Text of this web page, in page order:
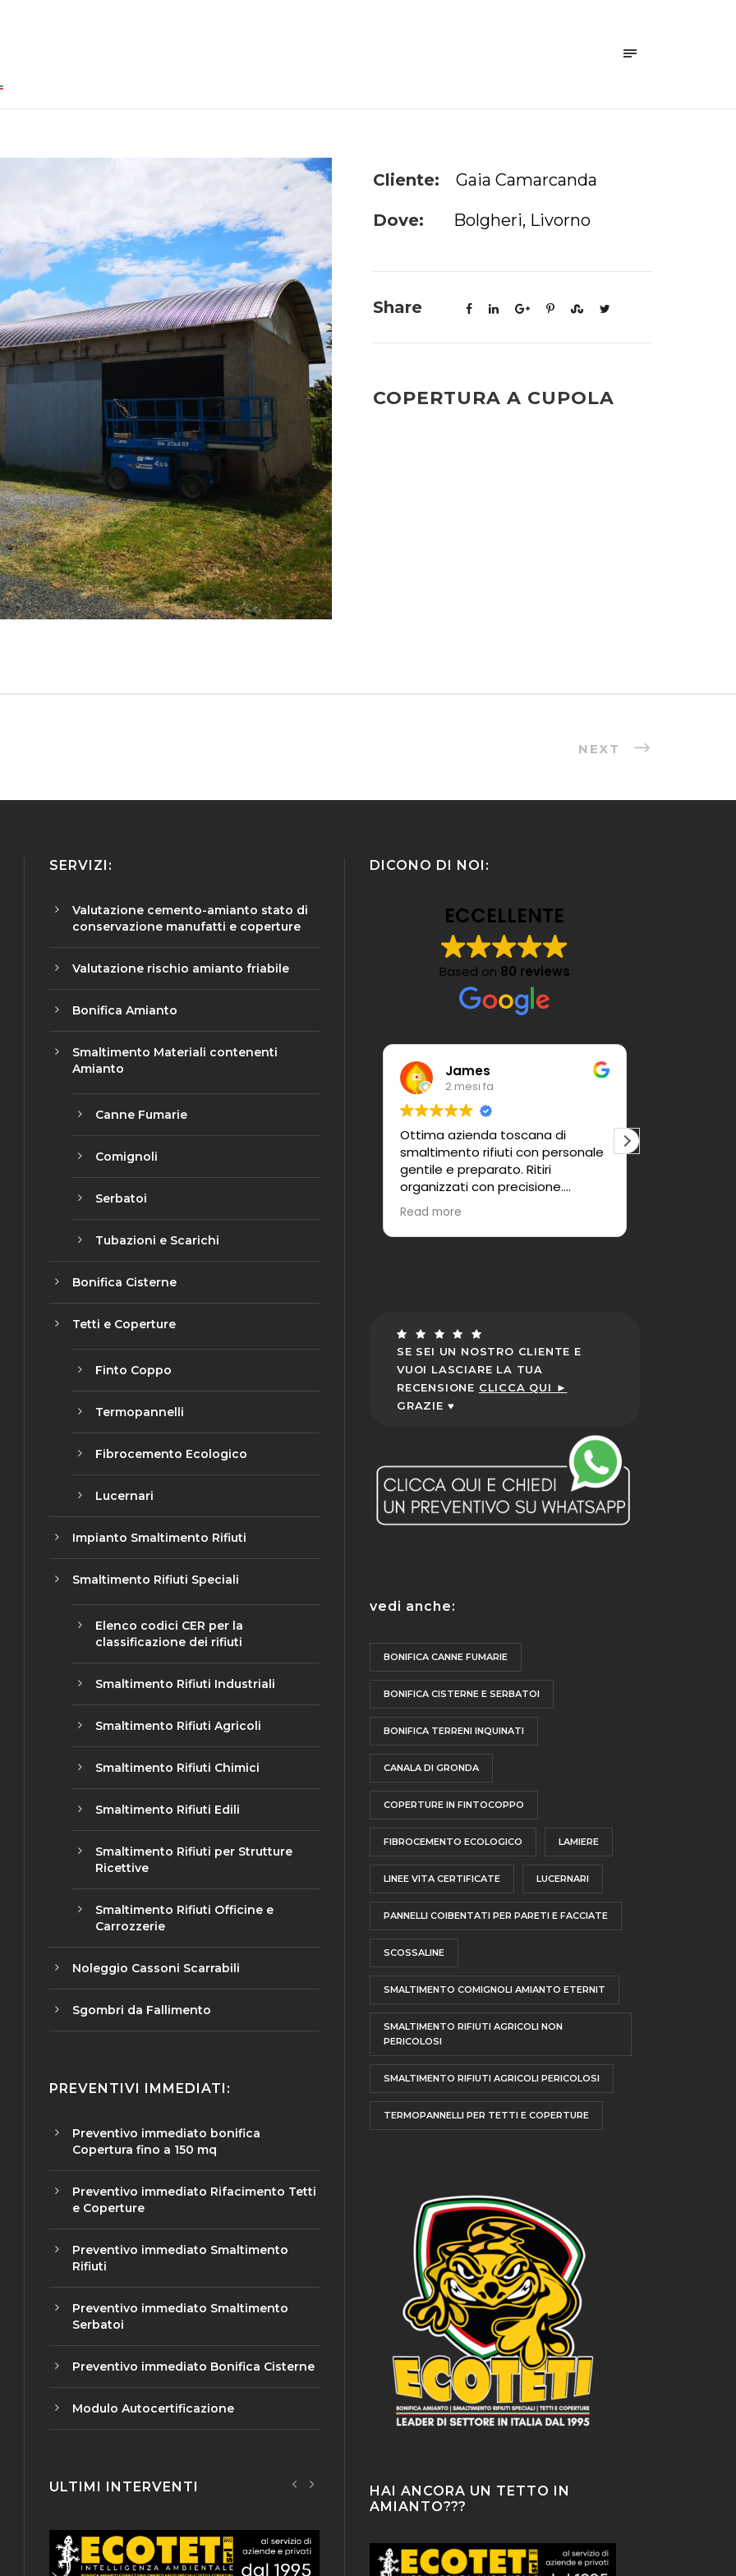
Cliente: Gaia Camarcanda
Dove: Bolgheri, Livorno
Share
COPERTURA A CUPOLA
NEXT
SERVIZI:
Valutazione cemento-amianto stato di
conservazione manufatti e coperture
Valutazione rischio amianto friabile
Bonifica Amianto
Smaltimento Materiali contenenti
Amianto
Canne Fumarie
Comignoli
Serbatoi
Tubazioni e Scarichi
Bonifica Cisterne
Tetti e Coperture
Finto Coppo
Termopannelli
Fibrocemento Ecologico
Lucernari
Impianto Smaltimento Rifiuti
Smaltimento Rifiuti Speciali
Elenco codici CER per la
classificazione dei rifiuti
Smaltimento Rifiuti Industriali
Smaltimento Rifiuti Agricoli
Smaltimento Rifiuti Chimici
Smaltimento Rifiuti Edili
Smaltimento Rifiuti per Strutture
Ricettive
Smaltimento Rifiuti Officine e
Carrozzerie
Noleggio Cassoni Scarrabili
Sgombri da Fallimento
PREVENTIVI IMMEDIATI:
Preventivo immediato bonifica
Copertura fino a 150 mq
Preventivo immediato Rifacimento Tetti
e Coperture
Preventivo immediato Smaltimento
Rifiuti
Preventivo immediato Smaltimento
Serbatoi
Preventivo immediato Bonifica Cisterne
Modulo Autocertificazione
ULTIMI INTERVENTI
DICONO DI NOI:
ECCELLENTE
Based on 80 reviews
Ottima azienda toscana di
smaltimento rifiuti con personale
Patrizia Mangini
Personale efficiente e preciso di
sicuro d' un piacere fare una
recensione positiva a questa
azienda grazie
SE SEI UN NOSTRO CLIENTE E
VUOI LASCIARE LA TUA
RECENSIONE CLICCA QUI ►
GRAZIE ♥
vedi anche:
BONIFICA CANNE FUMARIE
BONIFICA CISTERNE E SERBATOI
BONIFICA TERRENI INQUINATI
CANALA DI GRONDA
COPERTURE IN FINTOCOPPO
FIBROCEMENTO ECOLOGICO LAMIERE
LINEE VITA CERTIFICATE LUCERNARI
PANNELLI COIBENTATI PER PARETI E FACCIATE
SCOSSALINE
SMALTIMENTO COMIGNOLI AMIANTO ETERNIT
SMALTIMENTO RIFIUTI AGRICOLI NON
PERICOLOSI
SMALTIMENTO RIFIUTI AGRICOLI PERICOLOSI
TERMOPANNELLI PER TETTI E COPERTURE
HAI ANCORA UN TETTO IN
AMIANTO???